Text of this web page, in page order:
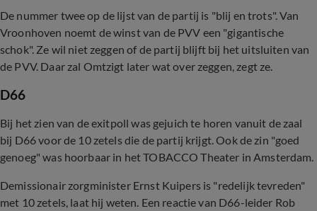
De nummer twee op de lijst van de partij is "blij en trots". Van
Vroonhoven noemt de winst van de PVV een "gigantische
schok". Ze wil niet zeggen of de partij blijft bij het uitsluiten van
de PVV. Daar zal Omtzigt later wat over zeggen, zegt ze.
D66
Bij het zien van de exitpoll was gejuich te horen vanuit de zaal
bij D66 voor de 10 zetels die de partij krijgt. Ook de zin "goed
genoeg" was hoorbaar in het TOBACCO Theater in Amsterdam.
Demissionair zorgminister Ernst Kuipers is "redelijk tevreden"
met 10 zetels, laat hij weten. Een reactie van D66-leider Rob